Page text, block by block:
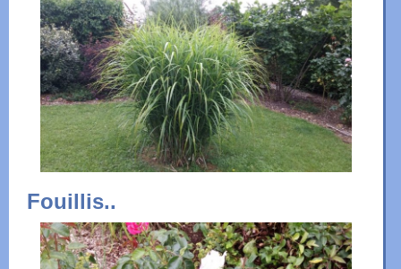
Fouillis..